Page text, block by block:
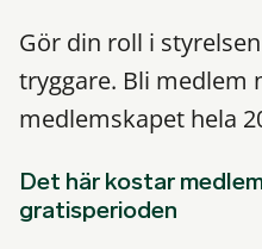
Gör din roll i
tryggare. Bli medlem
medlemskapet hela
Det här kostar
gratisperioden